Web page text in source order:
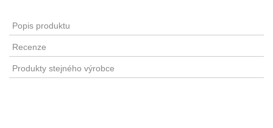
Popis produktu
Recenze
Produkty stejného výrobce